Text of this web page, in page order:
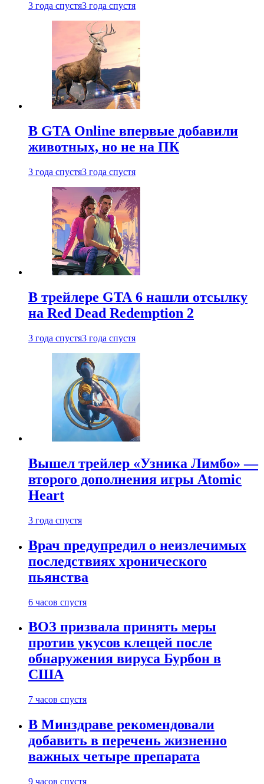
3 года спустя3 года спустя
В GTA Online впервые добавили
животных, но не на ПК
3 года спустя3 года спустя
В трейлере GTA 6 нашли отсылку
на Red Dead Redemption 2
3 года спустя3 года спустя
Вышел трейлер «Узника Лимбо» —
второго дополнения игры Atomic
Heart
3 года спустя
Врач предупредил о неизлечимых
последствиях хронического
пьянства
6 часов спустя
ВОЗ призвала принять меры
против укусов клещей после
обнаружения вируса Бурбон в
США
7 часов спустя
В Минздраве рекомендовали
добавить в перечень жизненно
важных четыре препарата
9 часов спустя